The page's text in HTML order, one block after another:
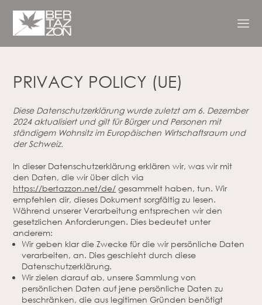
PRIVACY POLICY (UE)
Diese Datenschutzerklärung wurde zuletzt am 6. Dezember
2024 aktualisiert und gilt für Bürger und Personen mit
ständigem Wohnsitz im Europäischen Wirtschaftsraum und
der Schweiz.
In dieser Datenschutzerklärung erklären wir, was wir mit
den Daten, die wir über dich via
https://bertazzon.net/de/ gesammelt haben, tun. Wir
empfehlen dir, dieses Dokument sorgfältig zu lesen.
Während unserer Verarbeitung entsprechen wir den
gesetzlichen Anforderungen. Dies bedeutet unter
anderem:
Wir geben klar die Zwecke für die wir persönliche Daten
verarbeiten, an. Dies geschieht durch diese
Datenschutzerklärung.
Wir zielen darauf ab, unsere Sammlung von
persönlichen Daten auf jene persönliche Daten zu
beschränken, die aus legitimen Gründen benötigt